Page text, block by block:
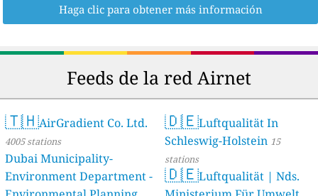
Haga clic para obtener más información
Feeds de la red Airnet
🇹🇭AirGradient Co. Ltd.
4005 stations
Dubai Municipality-
Environment Department -
🇩🇪Luftqualität In
Schleswig-Holstein 15
stations
🇩🇪Luftqualität | Nds.